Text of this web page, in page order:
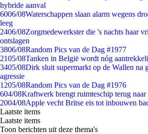
hybride aanval
6006/08Waterschappen slaan alarm wegens
leeg
2406/08Zorgmedewerkster die 's nachts haar
ontslagen
3806/08Random Pics van de Dag #1977
2105/08Tanken in België wordt nóg
3405/08Dirk sluit supermarkt op de Wallen na
agressie
1205/08Random Pics van de Dag #1976
604/08Kraftwerk brengt ruimteschip terug
2004/08Apple vecht Britse eis tot inbouwen
Laatste items
Laatste items
Toon berichten uit deze thema's